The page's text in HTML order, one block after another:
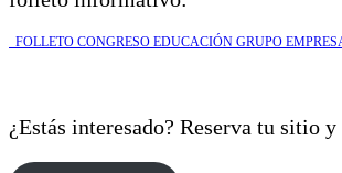
_FOLLETO CONGRESO EDUCACIÓN GRUPO
¿Estás interesado? Reserva tu sitio